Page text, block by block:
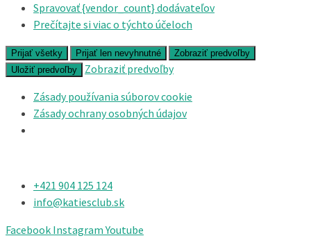
Spravovať {vendor_count} dodávateľov
Prečítajte si viac o týchto účeloch
Prijať všetky Prijať len nevyhnutné
Zobraziť predvoľby
Uložiť predvoľby
Zobraziť predvoľby
Zásady používania súborov cookie
Zásady ochrany osobných údajov
+421 904 125 124​
info@katiesclub.sk
Facebook Instagram Youtube